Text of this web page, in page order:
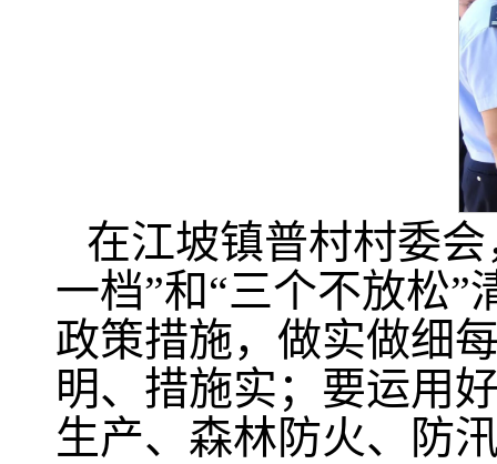
在江坡镇普村村委
一档”和“三个不放松
政策措施，做实做细
明、措施实；要运用
生产、森林防火、防